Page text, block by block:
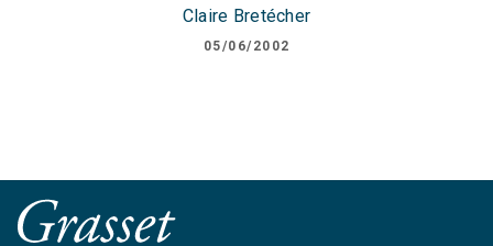
Claire Bretécher
05/06/2002